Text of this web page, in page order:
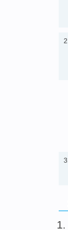
2.
3.